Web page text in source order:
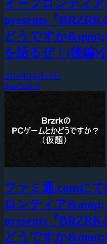
イーフロンティ
presents『
どうですか
を語るぜ！(後編)
2010年10月15日
StarCraft II
ファミ通.comに
ロンティア&amp;
presents『
どうですか